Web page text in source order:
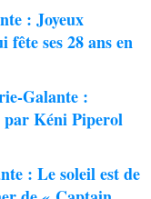
: Joyeux
ses 28 ans en
Galante :
par Kéni Piperol
: Le soleil est de